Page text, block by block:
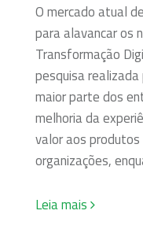
O mercado atual
para alavancar os
Transformação
pesquisa
maior parte dos
melhoria da
valor aos
organizações,
Leia mais